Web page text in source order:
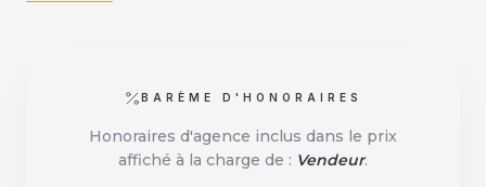
BARÈME D'HONORAIRES
Honoraires d'agence inclus dans le prix
affiché à la charge de : Vendeur.